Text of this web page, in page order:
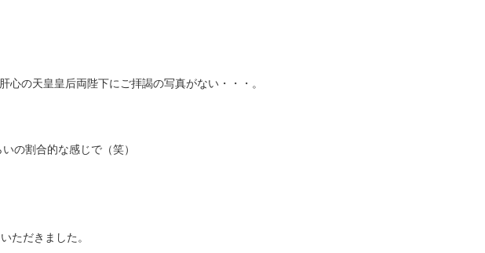
の天皇皇后両陛下にご拝謁の写真がない・・・。
の割合的な感じで（笑）
ただきました。